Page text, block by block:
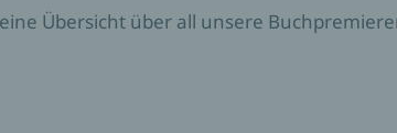
Übersicht über all unsere